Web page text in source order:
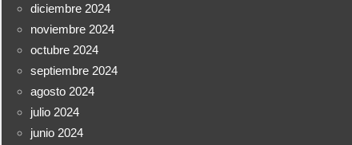
diciembre 2024
noviembre 2024
octubre 2024
septiembre 2024
agosto 2024
julio 2024
junio 2024